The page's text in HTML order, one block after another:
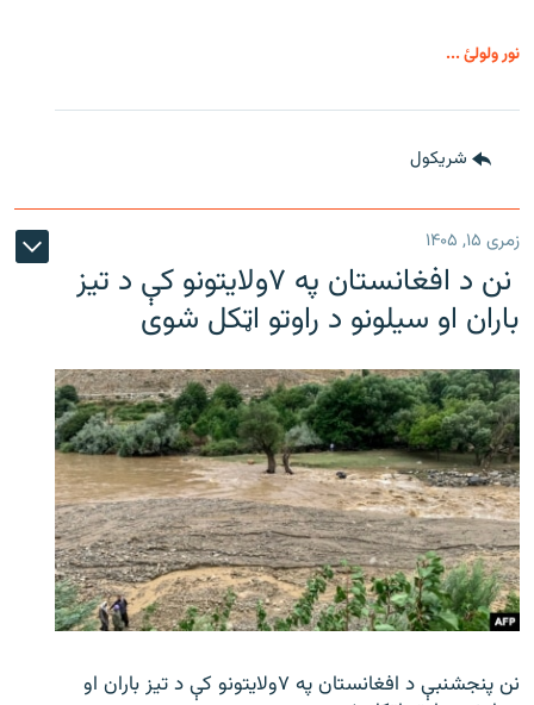
نور ولولئ ...
شريکول
زمری ۱۵, ۱۴۰۵
نن د افغانستان په ۷ولایتونو کې د تیز
باران او سیلونو د راوتو اټکل شوی
نن پنجشنبې د افغانستان په ۷ولایتونو کې د تیز باران او